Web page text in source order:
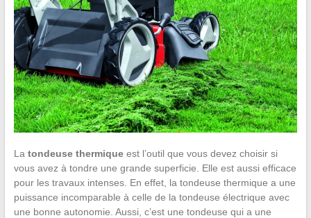
La tondeuse thermiqueest l’outil que vous devez choisir si
vous avez à tondre une grande superficie. Elle est aussi efficace
pour les travaux intenses. En effet, la tondeuse thermique a une
puissance incomparable à celle de la tondeuse électrique avec
une bonne autonomie. Aussi, c’est une tondeuse qui a une